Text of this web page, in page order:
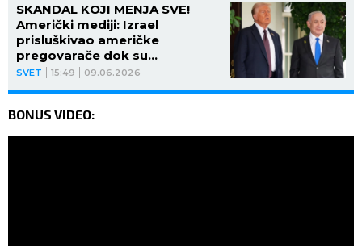
SVET 15:49 09.06.2026
SKANDAL KOJI MENJA SVE!
Američki mediji: Izrael
prisluškivao američke
pregovarače dok su
razgovarali sa Iranom!
BONUS VIDEO: